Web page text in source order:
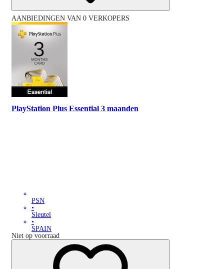
AANBIEDINGEN VAN 0 VERKOPERS
PlayStation Plus Essential 3 maanden
PSN
•
Sleutel
•
SPAIN
Niet op voorraad